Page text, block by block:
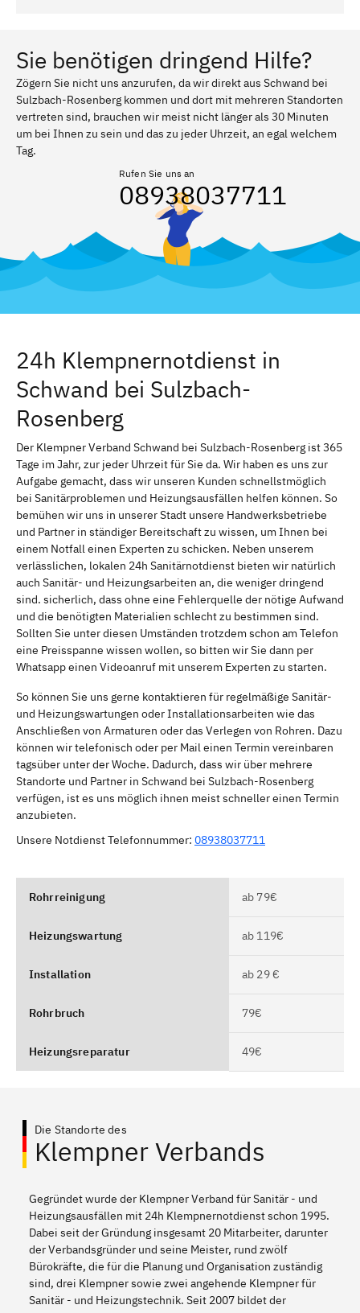
Sie benötigen dringend Hilfe?
Zögern Sie nicht uns anzurufen, da wir direkt aus Schwand bei
Sulzbach-Rosenberg kommen und dort mit mehreren Standorten
vertreten sind, brauchen wir meist nicht länger als 30 Minuten
um bei Ihnen zu sein und das zu jeder Uhrzeit, an egal welchem
Tag.
Rufen Sie uns an
08938037711
24h Klempnernotdienst in
Schwand bei Sulzbach-
Rosenberg
Der Klempner Verband Schwand bei Sulzbach-Rosenberg ist 365
Tage im Jahr, zur jeder Uhrzeit für Sie da. Wir haben es uns zur
Aufgabe gemacht, dass wir unseren Kunden schnellstmöglich
bei Sanitärproblemen und Heizungsausfällen helfen können. So
bemühen wir uns in unserer Stadt unsere Handwerksbetriebe
und Partner in ständiger Bereitschaft zu wissen, um Ihnen bei
einem Notfall einen Experten zu schicken. Neben unserem
verlässlichen, lokalen 24h Sanitärnotdienst bieten wir natürlich
auch Sanitär- und Heizungsarbeiten an, die weniger dringend
sind. sicherlich, dass ohne eine Fehlerquelle der nötige Aufwand
und die benötigten Materialien schlecht zu bestimmen sind.
Sollten Sie unter diesen Umständen trotzdem schon am Telefon
eine Preisspanne wissen wollen, so bitten wir Sie dann per
Whatsapp einen Videoanruf mit unserem Experten zu starten.
So können Sie uns gerne kontaktieren für regelmäßige Sanitär-
und Heizungswartungen oder Installationsarbeiten wie das
Anschließen von Armaturen oder das Verlegen von Rohren. Dazu
können wir telefonisch oder per Mail einen Termin vereinbaren
tagsüber unter der Woche. Dadurch, dass wir über mehrere
Standorte und Partner in Schwand bei Sulzbach-Rosenberg
verfügen, ist es uns möglich ihnen meist schneller einen Termin
anzubieten.
Unsere Notdienst Telefonnummer: 08938037711
Rohrreinigung ab 79€
Heizungswartung ab 119€
Installation ab 29 €
Rohrbruch 79€
Heizungsreparatur 49€
Die Standorte des
Klempner Verbands
Gegründet wurde der Klempner Verband für Sanitär - und
Heizungsausfällen mit 24h Klempnernotdienst schon 1995.
Dabei seit der Gründung insgesamt 20 Mitarbeiter, darunter
der Verbandsgründer und seine Meister, rund zwölf
Bürokräfte, die für die Planung und Organisation zuständig
sind, drei Klempner sowie zwei angehende Klempner für
Sanitär - und Heizungstechnik. Seit 2007 bildet der